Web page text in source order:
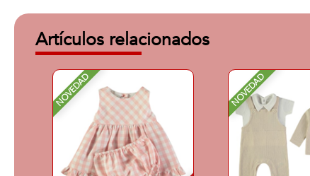
Artículos relacionados
NOVEDAD NOVEDAD